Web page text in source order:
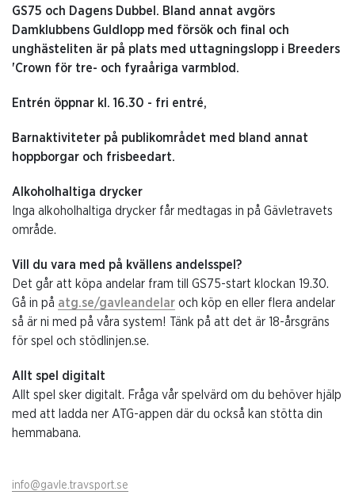
GS75 och Dagens Dubbel. Bland annat avgörs
Damklubbens Guldlopp med försök och final och
unghästeliten är på plats med uttagningslopp i Breeders
'Crown för tre- och fyraåriga varmblod.
Entrén öppnar kl. 16.30 - fri entré,
Barnaktiviteter på publikområdet med bland annat
hoppborgar och frisbeedart.
Alkoholhaltiga drycker
Inga alkoholhaltiga drycker får medtagas in på Gävletravets
område.
Vill du vara med på kvällens andelsspel?
Det går att köpa andelar fram till GS75-start klockan 19.30.
Gå in på atg.se/gavleandelar och köp en eller flera andelar
så är ni med på våra system! Tänk på att det är 18-årsgräns
för spel och stödlinjen.se.
Allt spel digitalt
Allt spel sker digitalt. Fråga vår spelvärd om du behöver hjälp
med att ladda ner ATG-appen där du också kan stötta din
hemmabana.
info@gavle.travsport.se